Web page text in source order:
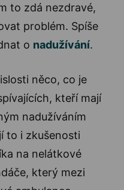
to zdá nezdravé,
problém. Spíše
o nadužívání.
něco, co je
kteří mají
nadužíváním
to i zkušenosti
na nelátkové
který mezi